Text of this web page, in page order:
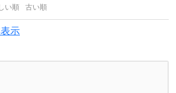
い順 古い順
示